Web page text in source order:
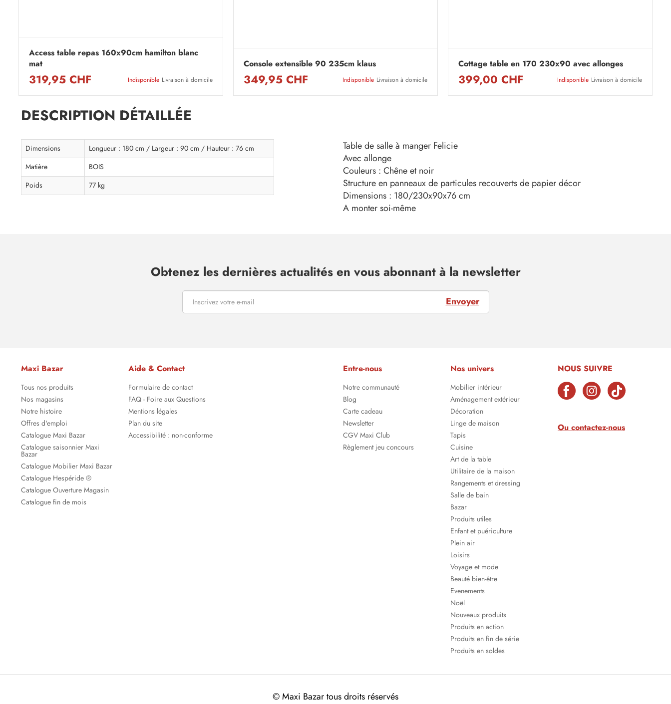
Access table repas 160x90cm hamilton blanc
mat
319,95 CHF Indisponible Livraison à domicile
Console extensible 90 235cm klaus
349,95 CHF Indisponible Livraison à domicile
Cottage table en 170 230x90 avec allonges
399,00 CHF Indisponible Livraison à domicile
DESCRIPTION DÉTAILLÉE
Dimensions
Longueur : 180 cm / Largeur : 90 cm / Hauteur : 76 cm
Matière
BOIS
Poids
77 kg
Table de salle à manger Felicie
Avec allonge
Couleurs : Chêne et noir
Structure en panneaux de particules recouverts de papier décor
Dimensions : 180/230x90x76 cm
A monter soi-même
Obtenez les dernières actualités en vous abonnant à la newsletter
Envoyer
Maxi Bazar
Tous nos produits
Nos magasins
Notre histoire
Offres d'emploi
Catalogue Maxi Bazar
Catalogue saisonnier Maxi
Bazar
Catalogue Mobilier Maxi Bazar
Catalogue Hespéride ®
Catalogue Ouverture Magasin
Catalogue fin de mois
Aide & Contact
Formulaire de contact
FAQ - Foire aux Questions
Mentions légales
Plan du site
Accessibilité : non-conforme
Entre-nous
Notre communauté
Blog
Carte cadeau
Newsletter
CGV Maxi Club
Règlement jeu concours
Nos univers
Mobilier intérieur
Aménagement extérieur
Décoration
Linge de maison
Tapis
Cuisine
Art de la table
Utilitaire de la maison
Rangements et dressing
Salle de bain
Bazar
Produits utiles
Enfant et puériculture
Plein air
Loisirs
Voyage et mode
Beauté bien-être
Evenements
Noël
Nouveaux produits
Produits en action
Produits en fin de série
Produits en soldes
NOUS SUIVRE
Ou contactez-nous
© Maxi Bazar tous droits réservés